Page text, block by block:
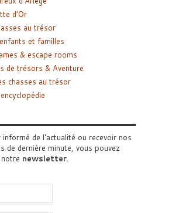
d’Or
au trésor
et familles
& escape rooms
de trésors & Aventure
chasses au trésor
informé de l'actualité ou recevoir nos
de dernière minute, vous pouvez
newsletter